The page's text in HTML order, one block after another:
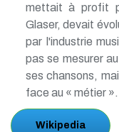
mettait à profit
Glaser, devait
par l'industrie
pas se mesurer
ses chansons,
face au « métier
Wikipedia